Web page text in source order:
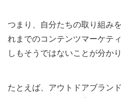
つまり、自分たちの取り組み
れまでのコンテンツマーケテ
しもそうではないことが分かり
たとえば、アウトドアブラン